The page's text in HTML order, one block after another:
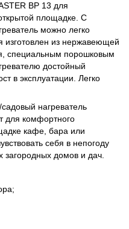
BP 13 для
площадке. С
можно легко
изготовлен из нержавеющей
специальным порошковым
достойный
в эксплуатации. Легко
нагреватель
для комфортного
кафе, бара или
себя в непогоду
загородных домов и дач.